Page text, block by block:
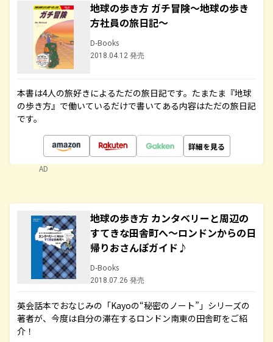
地球の歩き方 ガチ冒険～地球の歩き
方社員の旅日記～
D-Books
2018.04.12 発売
本書は4人の旅好きによるただの旅日記です。たまたま『地球
の歩き方』で働いているだけで書いてある内容はただの旅日記
です。
詳細を見る
AD
地球の歩き方 カンタベリーと周辺の
すてきな田舎町へ～ロンドンからの日
帰りおさんぽガイド♪
D-Books
2018.07.26 発売
英会話本でおなじみの「Kayoの“秘密のノート”」シリーズの
著者が、今度は自分の滞在するロンドン南東の田舎町をご紹
介！